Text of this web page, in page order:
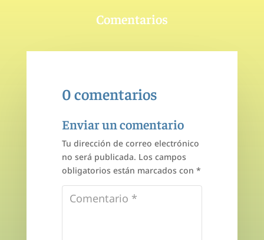
Comentarios
0 comentarios
Enviar un comentario
Tu dirección de correo electrónico
no será publicada. Los campos
obligatorios están marcados con *